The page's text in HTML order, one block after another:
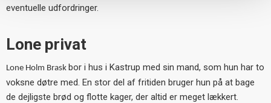
eventuelle udfordringer.
Lone privat
Lone Holm Brask bor i hus i Kastrup med sin mand, som hun har to
voksne døtre med. En stor del af fritiden bruger hun på at bage
de dejligste brød og flotte kager, der altid er meget lækkert.